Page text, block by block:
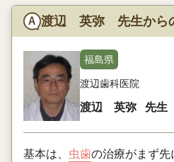
渡辺 英弥 先生から
福島県
渡辺歯科医院
渡辺 英弥 先生
基本は、 虫歯の治療がまず先